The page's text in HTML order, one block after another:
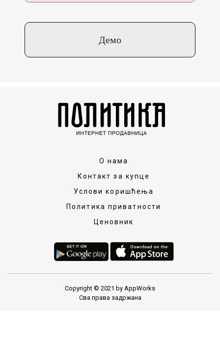
Демо
О нама
Контакт за купце
Услови коришћења
Политика приватности
Ценовник
Copyright © 2021 by AppWorks
Сва права задржана